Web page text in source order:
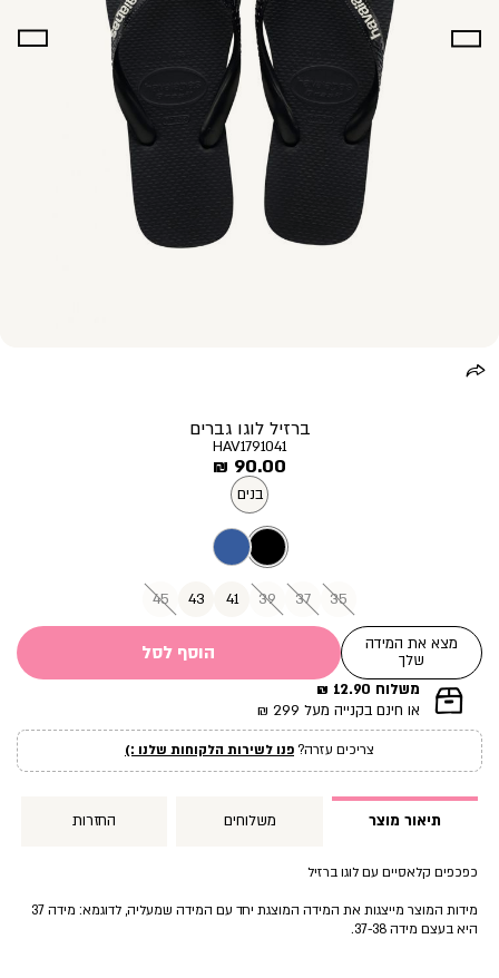
ברזיל לוגו גברים
HAV1791041
מחיר
מוצר
90.00 ₪
בנים
35
37
39
41
43
45
מצא את המידה
שלך
הוסף לסל
|
תומך
עמוד
מוצר
משלוח 12.90 ₪
או חינם בקנייה מעל 299 ₪
צריכים עזרה?פנו לשירות הלקוחות שלנו :)
תיאור מוצר משלוחים החזרות
כפכפים קלאסיים עם לוגו ברזיל
מידות המוצר מייצגות את המידה המוצגת יחד עם המידה שמעליה, לדוגמא: מידה 37
היא בעצם מידה 37-38.